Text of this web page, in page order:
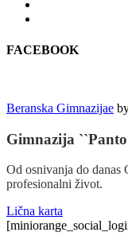
FACEBOOK
Beranska Gimnazijae
Gimnazija
Od osnivanja do danas
profesionalni život.
Lična karta